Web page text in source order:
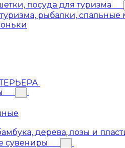
посуда для туризма
рыбалки,
дерева, лозы и
сувениры